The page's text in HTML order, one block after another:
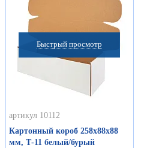
Быстрый просмотр
артикул 10112
Картонный короб 258х88х88
мм, Т-11 белый/бурый